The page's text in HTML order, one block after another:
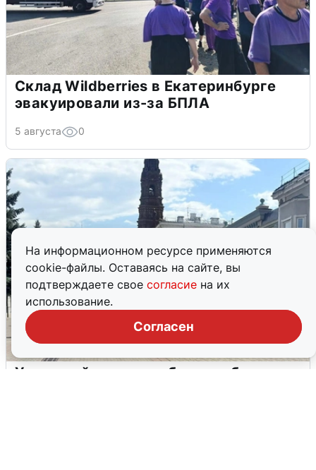
На информационном ресурсе применяются
cookie-файлы. Оставаясь на сайте, вы
подтверждаете свое согласие на их
использование.
Согласен
Склад Wildberries в Екатеринбурге
эвакуировали из-за БПЛА
5 августа 0
У соседей пожар и сбои: что было при